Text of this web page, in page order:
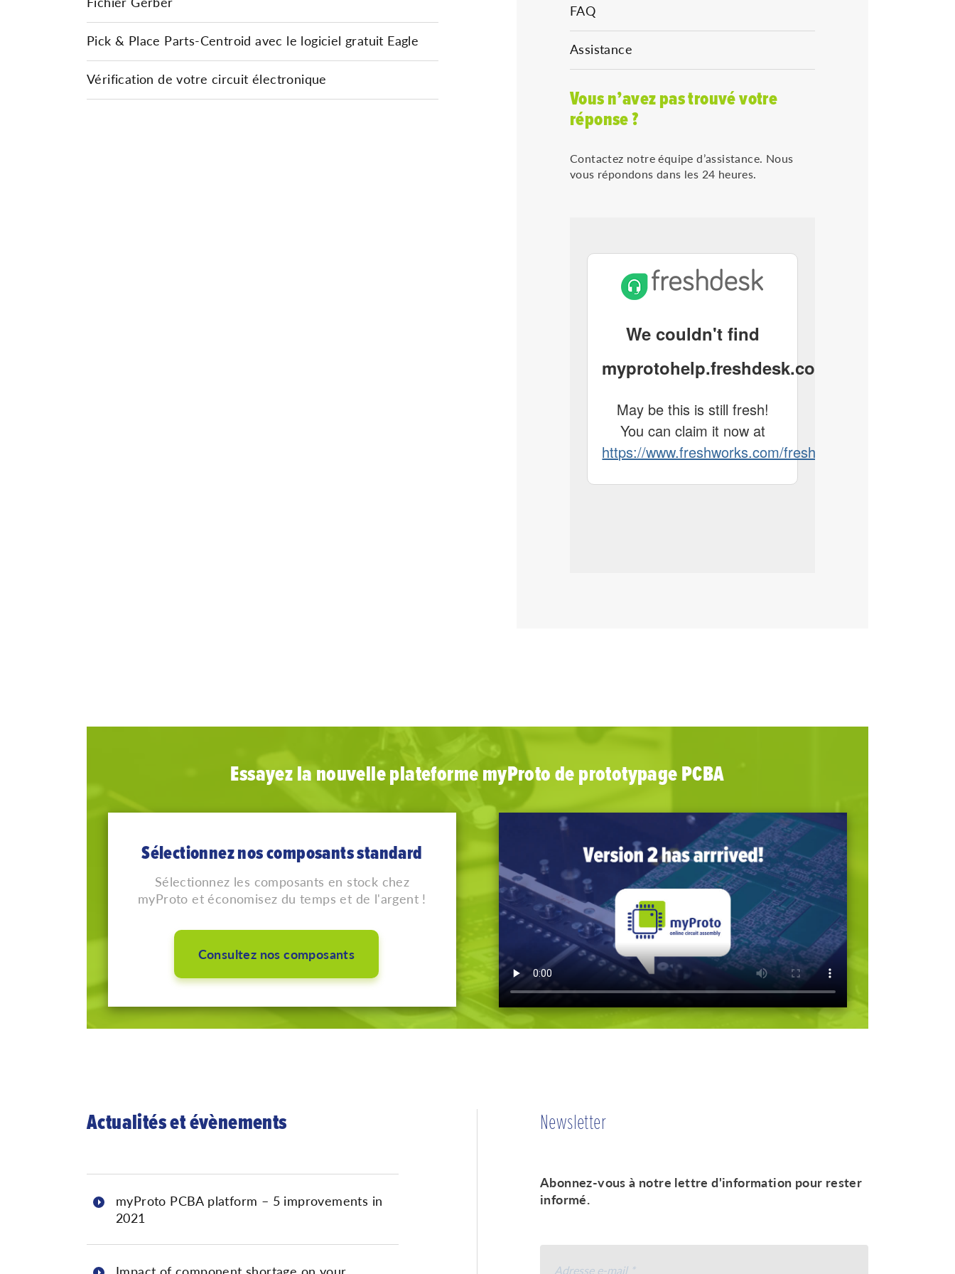
Pick & Place Parts-Centroid avec le logiciel gratuit Eagle
Vérification de votre circuit électronique
FAQ
Assistance
Vous n’avez pas trouvé votre
réponse ?
Contactez notre équipe d’assistance. Nous
vous répondons dans les 24 heures.
Essayez la nouvelle plateforme myProto de prototypage PCBA
Sélectionnez nos composants standard
Sélectionnez les composants en stock chez
myProto et économisez du temps et de l'argent !
Consultez nos composants
Actualités et évènements
myProto PCBA platform – 5 improvements in
2021
Newsletter
Abonnez-vous à notre lettre d'information pour rester
informé.